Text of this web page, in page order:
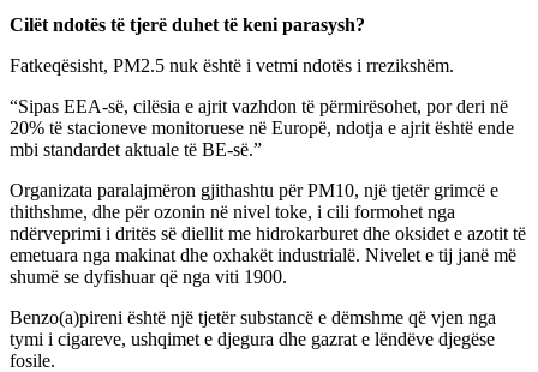
Cilët ndotës të tjerë duhet të keni parasysh?
Fatkeqësisht, PM2.5 nuk është i vetmi ndotës i rrezikshëm.
“Sipas EEA-së, cilësia e ajrit vazhdon të përmirësohet, por deri në
20% të stacioneve monitoruese në Europë, ndotja e ajrit është ende
mbi standardet aktuale të BE-së.”
Organizata paralajmëron gjithashtu për PM10, një tjetër grimcë e
thithshme, dhe për ozonin në nivel toke, i cili formohet nga
ndërveprimi i dritës së diellit me hidrokarburet dhe oksidet e azotit të
emetuara nga makinat dhe oxhakët industrialë. Nivelet e tij janë më
shumë se dyfishuar që nga viti 1900.
Benzo(a)pireni është një tjetër substancë e dëmshme që vjen nga
tymi i cigareve, ushqimet e djegura dhe gazrat e lëndëve djegëse
fosile.